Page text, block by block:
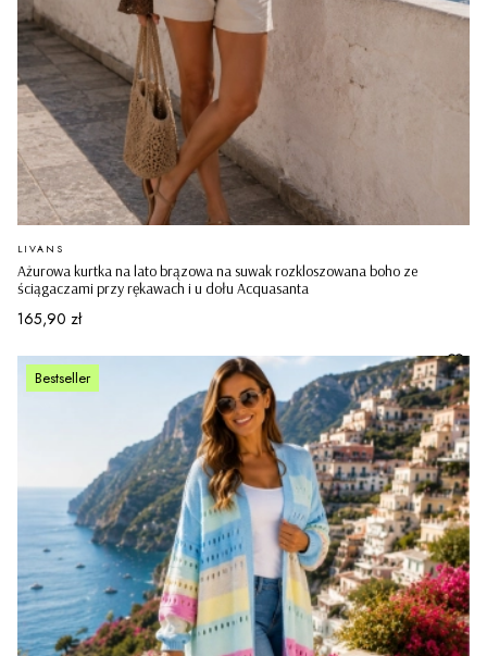
Ażurowa kurtka na lato brązowa na suwak rozkloszowana boho ze
ściągaczami przy rękawach i u dołu Acquasanta
PRODUCENT
LIVANS
Cena
165,90 zł
Bestseller